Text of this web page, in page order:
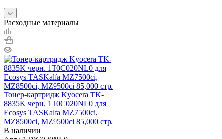
Расходные материалы
Тонер-картридж Kyocera TK-
8835K черн. 1T0C020NL0 для
Ecosys TASKalfa MZ7500ci,
MZ8500ci, MZ9500ci 85,000 стр.
В наличии